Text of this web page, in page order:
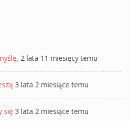
2 lata 11 miesięcy temu
3 lata 2 miesiące temu
się 3 lata 2 miesiące temu